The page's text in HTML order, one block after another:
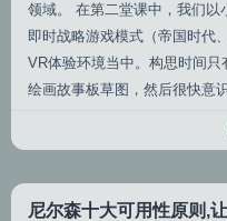
领域。 在第二堂课中，我们以
即时战略游戏模式（帝国时代
VR体验环境当中。构思时间
绘画故事板草图，然后很快意
尼尔森十大可用性原则,